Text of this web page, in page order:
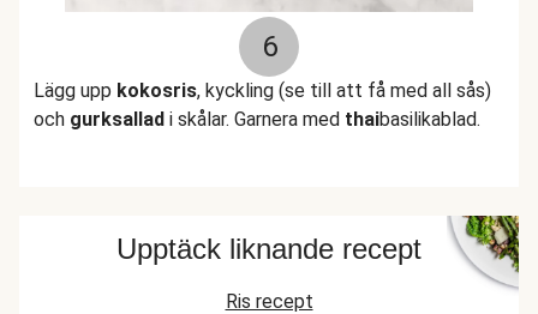
6
Lägg upp kokosris, kyckling (se till att få med all sås)
och gurksallad i skålar. Garnera med thaibasilikablad.
Upptäck liknande recept
Ris recept